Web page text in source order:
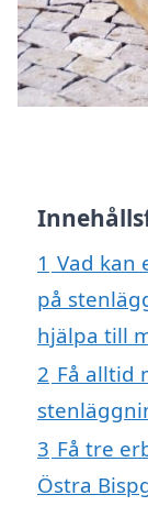
1 Vad kan
på
hjälpa till
2 Få alltid
3 Få tre
Östra